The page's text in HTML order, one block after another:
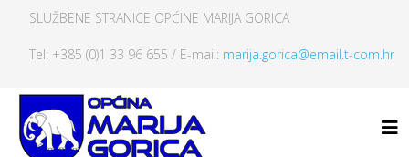
SLUŽBENE STRANICE OPĆINE MARIJA GORICA
Tel: +385 (0)1 33 96 655 / E-mail: marija.gorica@email.t-com.hr